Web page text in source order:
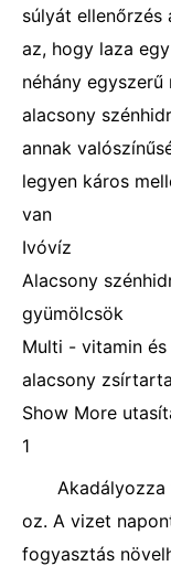
súlyát ellenőrzés
az, hogy laza
néhány
alacsony
annak
legyen káros
van
Ivóvíz
Alacsony
gyümölcsök
Multi - vitamin és
alacsony
Show More
1
oz. A vizet
fogyasztás